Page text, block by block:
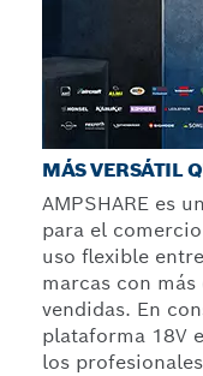
MÁS VERSÁTIL
AMPSHARE es
para el
uso flexible
marcas con
vendidas. En
plataforma 18V
los